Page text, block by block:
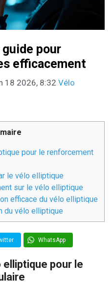
pour
efficacement
18 2026, 8:32 Catégories
Vélo
pour le renforcement
le vélo elliptique
sur le vélo elliptique
efficace du vélo elliptique
du vélo elliptique
WhatsApp
pour le